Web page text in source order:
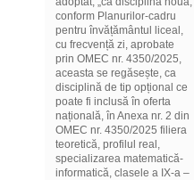
conform Planurilor-cadru
pentru învățământul liceal,
cu frecvență zi, aprobate
prin OMEC nr. 4350/2025,
aceasta se regăsește, ca
disciplină de tip opțional ce
poate fi inclusă în oferta
națională, în Anexa nr. 2 din
OMEC nr. 4350/2025 filiera
teoretică, profilul real,
specializarea matematică-
informatică, clasele a IX-a –